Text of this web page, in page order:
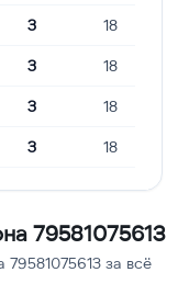
3 18
3 18
3 18
3 18
79581075613
за всё